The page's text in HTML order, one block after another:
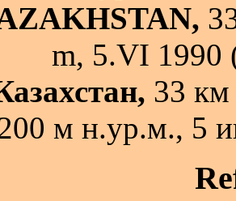
m, 5.VI 1990
33
м н.ур.м., 5